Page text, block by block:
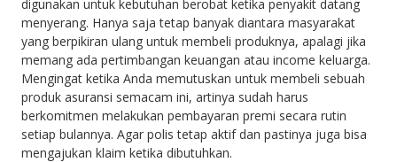
digunakan untuk kebutuhan berobat ketika penyakit datang
menyerang. Hanya saja tetap banyak diantara masyarakat
yang berpikiran ulang untuk membeli produknya, apalagi jika
memang ada pertimbangan keuangan atau income keluarga.
Mengingat ketika Anda memutuskan untuk membeli sebuah
produk asuransi semacam ini, artinya sudah harus
berkomitmen melakukan pembayaran premi secara rutin
setiap bulannya. Agar polis tetap aktif dan pastinya juga bisa
mengajukan klaim ketika dibutuhkan.